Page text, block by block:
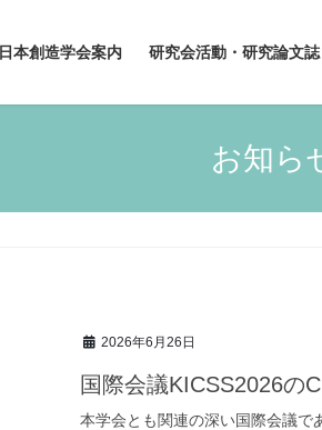
日本創造学会案内 研究会活動・研究論文誌
お知ら
2026年6月26日
国際会議KICSS2026の
本学会とも関連の深い国際会議